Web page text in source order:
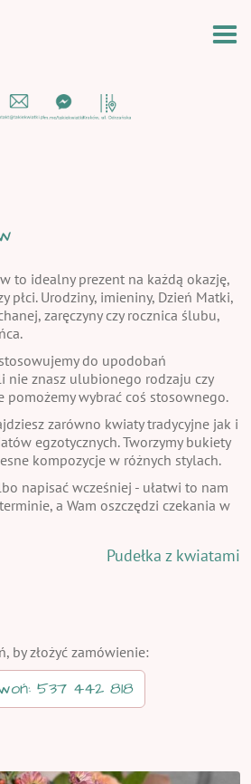
to idealny prezent na każdą okazję,
płci. Urodziny, imieniny, Dzień Matki,
zaręczyny czy rocznica ślubu,
do upodobań
nie znasz ulubionego rodzaju czy
wybrać coś stosownego.
zarówno kwiaty tradycyjne jak i
egzotycznych. Tworzymy bukiety
kompozycje w różnych stylach.
napisać wcześniej - ułatwi to nam
a Wam oszczędzi czekania w
Pudełka z kwiatami
by złożyć zamówienie:
537 442 818